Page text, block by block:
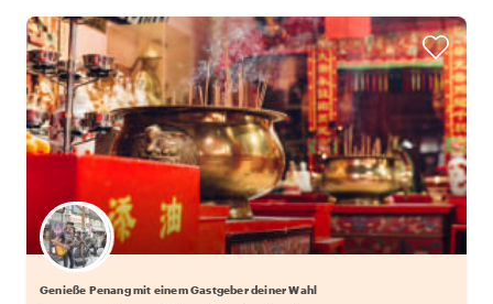
Wähle deinen Lieblingsgastgeber
Genieße Penang mit einem Gastgeber deiner Wahl